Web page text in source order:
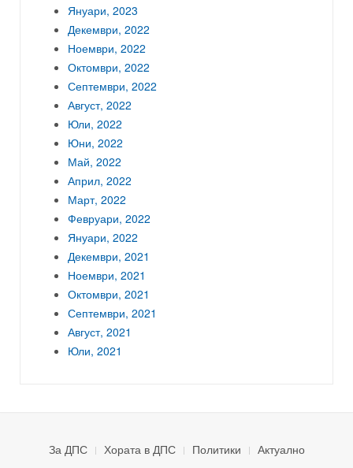
Януари, 2023
Декември, 2022
Ноември, 2022
Октомври, 2022
Септември, 2022
Август, 2022
Юли, 2022
Юни, 2022
Май, 2022
Април, 2022
Март, 2022
Февруари, 2022
Януари, 2022
Декември, 2021
Ноември, 2021
Октомври, 2021
Септември, 2021
Август, 2021
Юли, 2021
За ДПС Хората в ДПС Политики
Актуално